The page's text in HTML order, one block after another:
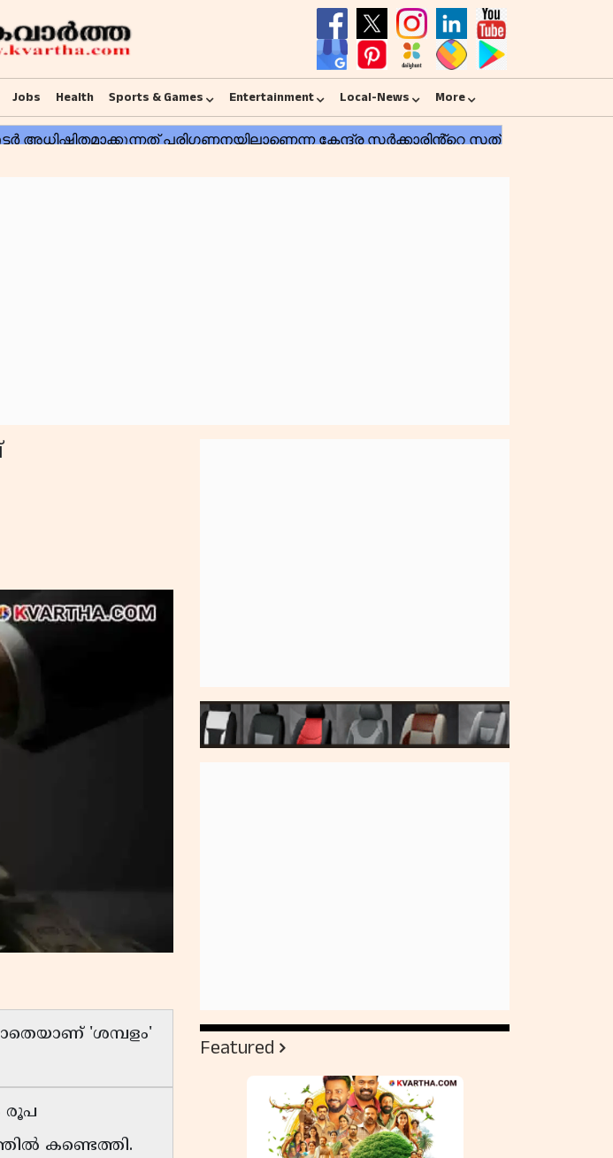
Jobs Health Sports & Games Entertainment Local-News More
'ശമ്പളം'
രൂപ
കണ്ടെത്തി.
Featured